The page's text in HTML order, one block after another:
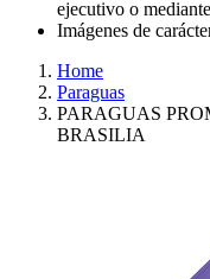
ejecutivo o
Imágenes de
Home
Paraguas
PARAGUAS
BRASILIA